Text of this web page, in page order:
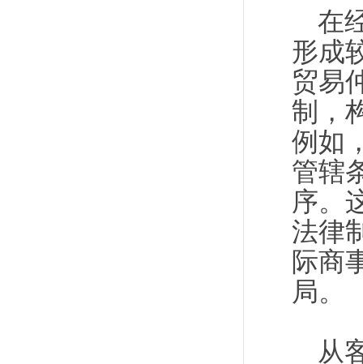
在
形成
贸易
制，
例如
管辖
序。
法律
际商
局。
从